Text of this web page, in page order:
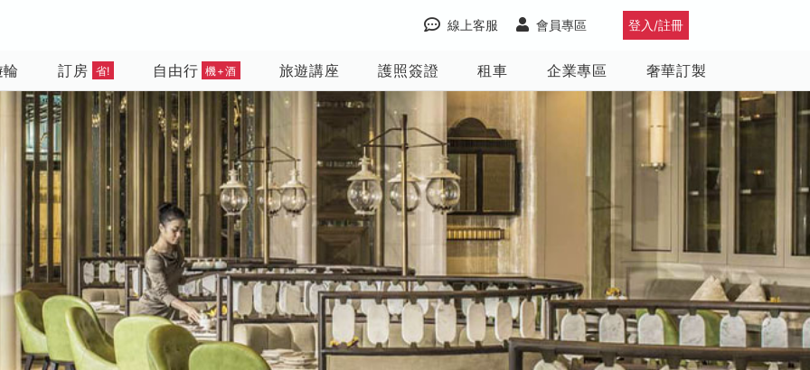
登入/註冊
會員專區
線上客服
訂房 省! 自由行 機+酒 旅遊講座 護照簽證 租車 企業專區 奢華訂製